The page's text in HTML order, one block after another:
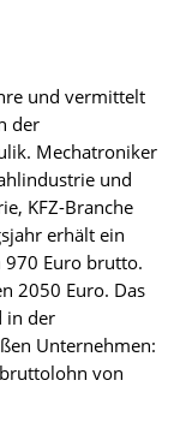
und vermittelt
der
Mechatroniker
und
KFZ-Branche
erhält ein
Euro brutto.
2050 Euro. Das
in der
Unternehmen:
von